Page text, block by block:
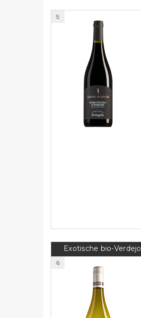
5
Exotische bio-Verdejo
6